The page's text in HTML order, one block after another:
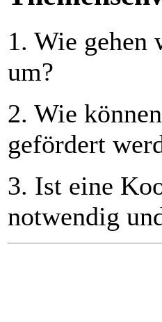
1. Wie
um?
2. Wie
gefördert
3. Ist eine
notwendig